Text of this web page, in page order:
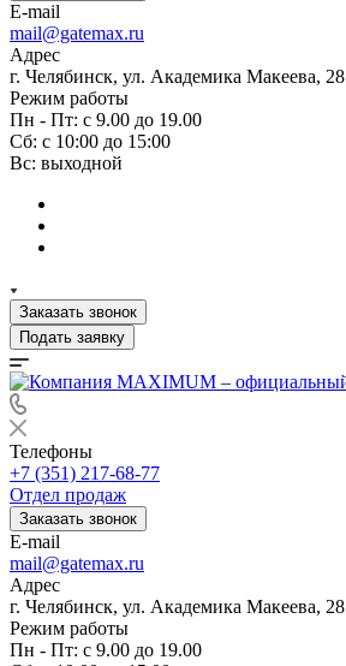
E-mail
mail@gatemax.ru
Адрес
г. Челябинск, ул. Академика Макеева, 28
Режим работы
Пн - Пт: с 9.00 до 19.00
Сб: с 10:00 до 15:00
Вс: выходной
Заказать звонок
Подать заявку
Телефоны
+7 (351) 217-68-77
Отдел продаж
Заказать звонок
E-mail
mail@gatemax.ru
Адрес
г. Челябинск, ул. Академика Макеева, 28
Режим работы
Пн - Пт: с 9.00 до 19.00